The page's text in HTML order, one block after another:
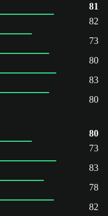
81
82
73
80
83
80
80
73
83
78
82